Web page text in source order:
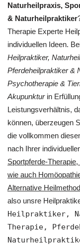
Naturheilpraxis,
& Naturheilpraktiker
Therapie Experte
individuellen Ideen.
Heilpraktiker,
Pferdeheilpraktiker &
‎Psychotherapie &
Akupunkturin
Leistungsverhältnis,
können, überzeugen
die vollkommen
nach Ihrer
Sportpferde-
wie auch
Alternative
also unsre
Heilpraktiker,
Therapie,